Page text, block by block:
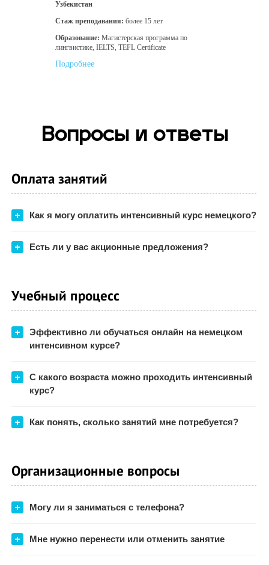
Узбекистан
Стаж преподавания: более 15 лет
Образование: Магистерская программа по
лингвистике, IELTS, TEFL Certificate
Подробнее
Вопросы и ответы
Оплата занятий
Как я могу оплатить интенсивный курс немецкого?
Есть ли у вас акционные предложения?
Учебный процесс
Эффективно ли обучаться онлайн на немецком
интенсивном курсе?
С какого возраста можно проходить интенсивный
курс?
Как понять, сколько занятий мне потребуется?
Организационные вопросы
Могу ли я заниматься с телефона?
Мне нужно перенести или отменить занятие